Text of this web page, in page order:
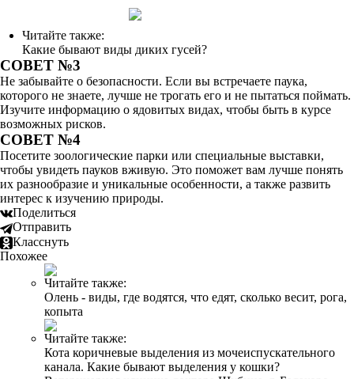
Читайте также:
Какие бывают виды диких гусей?
СОВЕТ №3
Не забывайте о безопасности. Если вы встречаете паука,
которого не знаете, лучше не трогать его и не пытаться поймать.
Изучите информацию о ядовитых видах, чтобы быть в курсе
возможных рисков.
СОВЕТ №4
Посетите зоологические парки или специальные выставки,
чтобы увидеть пауков вживую. Это поможет вам лучше понять
их разнообразие и уникальные особенности, а также развить
интерес к изучению природы.
Поделиться
Отправить
Класснуть
Похожее
Читайте также:
Олень - виды, где водятся, что едят, сколько весит, рога,
копыта
Читайте также:
Кота коричневые выделения из мочеиспускательного
канала. Какие бывают выделения у кошки?